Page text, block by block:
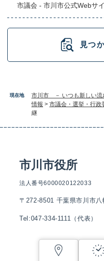
現在地 市川市 － いつも新しい流
情報 > 市議会・選挙・行政
継
市議会 - 市川市公式Webサ
見つ
市川市役所
法人番号6000020122033
〒272-8501 千葉県市川市
Tel:047-334-1111（代表）